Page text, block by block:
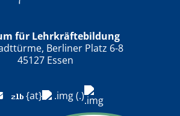
für Lehrkräftebildung
Berliner Platz 6-8
45127 Essen
{at} (.)